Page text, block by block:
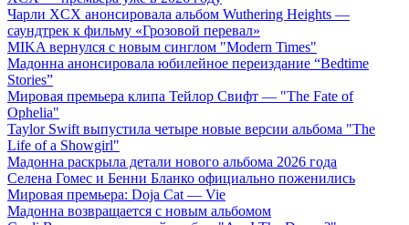
Чарли XCX анонсировала альбом Wuthering Heights —
саундтрек к фильму «Грозовой перевал»
MIKA вернулся с новым синглом "Modern Times"
Мадонна анонсировала юбилейное переиздание “Bedtime
Stories”
Мировая премьера клипа Тейлор Свифт — "The Fate of
Ophelia"
Taylor Swift выпустила четыре новые версии альбома "The
Life of a Showgirl"
Мадонна раскрыла детали нового альбома 2026 года
Селена Гомес и Бенни Бланко официально поженились
Мировая премьера: Doja Cat — Vie
Мадонна возвращается с новым альбомом